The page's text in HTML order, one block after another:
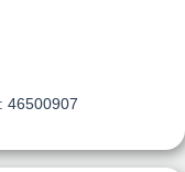
46500907